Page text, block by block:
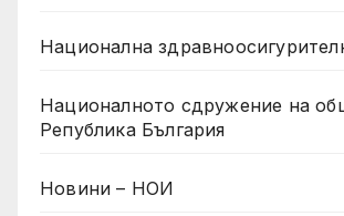
Национална
Националното сдружение на
Република България
Новини – НОИ